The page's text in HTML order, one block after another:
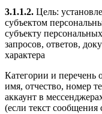
3.1.1.2. Цель:
субъектом
субъекту
запросов, ответов,
характера
Категории и
имя, отчество, номер
аккаунт в
(если текст